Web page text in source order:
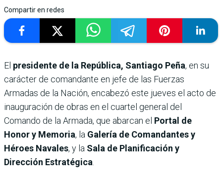
Compartir en redes
El presidente de la República, Santiago Peña, en su
carácter de comandante en jefe de las Fuerzas
Armadas de la Nación, encabezó este jueves el acto de
inauguración de obras en el cuartel general del
Comando de la Armada, que abarcan el Portal de
Honor y Memoria, la Galería de Comandantes y
Héroes Navales, y la Sala de Planificación y
Dirección Estratégica